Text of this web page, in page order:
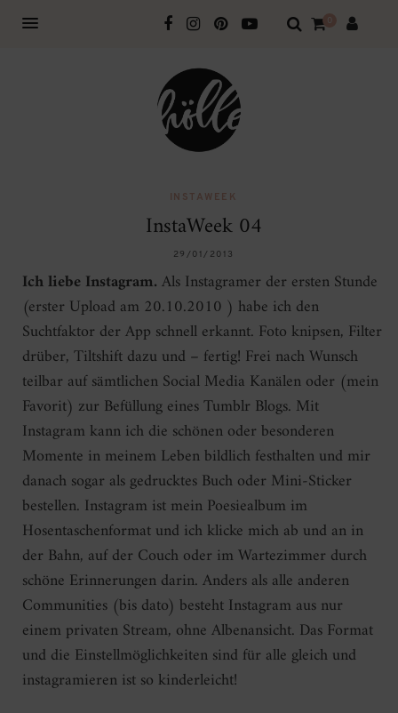
0
INSTAWEEK
InstaWeek 04
29/01/2013
Ich liebe Instagram.Als Instagramer der ersten Stunde
(erster Upload am 20.10.2010 ) habe ich den
Suchtfaktor der App schnell erkannt. Foto knipsen, Filter
drüber, Tiltshift dazu und – fertig! Frei nach Wunsch
teilbar auf sämtlichen Social Media Kanälen oder (mein
Favorit) zur Befüllung eines Tumblr Blogs. Mit
Instagram kann ich die schönen oder besonderen
Momente in meinem Leben bildlich festhalten und mir
danach sogar als gedrucktes Buch oder Mini-Sticker
bestellen. Instagram ist mein Poesiealbum im
Hosentaschenformat und ich klicke mich ab und an in
der Bahn, auf der Couch oder im Wartezimmer durch
schöne Erinnerungen darin. Anders als alle anderen
Communities (bis dato) besteht Instagram aus nur
einem privaten Stream, ohne Albenansicht. Das Format
und die Einstellmöglichkeiten sind für alle gleich und
instagramieren ist so kinderleicht!